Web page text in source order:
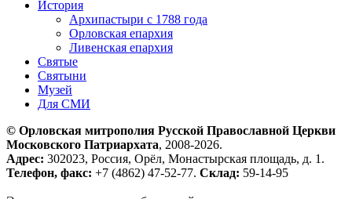
История
Архипастыри с 1788 года
Орловская епархия
Ливенская епархия
Святые
Святыни
Музей
Для СМИ
© Орловская митрополия Русской Православной Церкви
Московского Патриархата, 2008-2026.
Адрес: 302023, Россия, Орёл, Монастырская площадь, д. 1.
Телефон, факс: +7 (4862) 47-52-77. Склад: 59-14-95